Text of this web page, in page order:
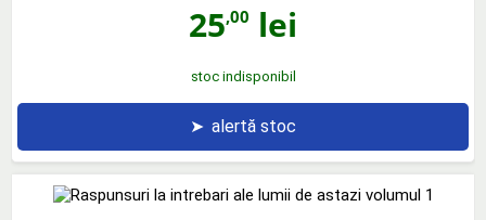
25,00 lei
stoc indisponibil
➤ alertă stoc